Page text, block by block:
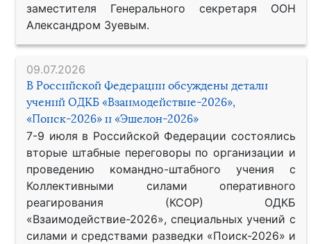
заместителя Генерального секретаря ООН
Александром Зуевым.
09.07.2026
В Российской Федерации обсуждены детали
учений ОДКБ «Взаимодействие-2026»,
«Поиск-2026» и «Эшелон-2026»
7-9 июля в Российской Федерации состоялись
вторые штабные переговоры по организации и
проведению командно-штабного учения с
Коллективными силами оперативного
реагирования (КСОР) ОДКБ
«Взаимодействие-2026», специальных учений с
силами и средствами разведки «Поиск-2026» и